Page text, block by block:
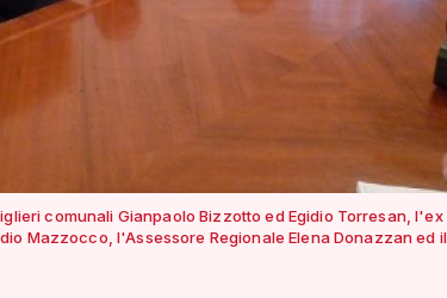
comunali Gianpaolo Bizzotto ed Egidio Torresan, l'ex
Mazzocco, l'Assessore Regionale Elena Donazzan ed